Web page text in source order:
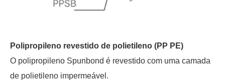
Polipropileno revestido de polietileno (PP PE)
O polipropileno Spunbond é revestido com uma camada
de polietileno impermeável.